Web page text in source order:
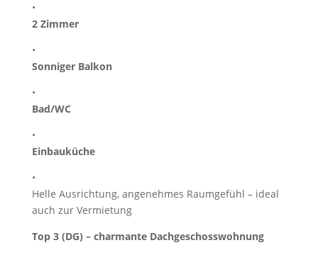
•
2 Zimmer
•
Sonniger Balkon
•
Bad/WC
•
Einbauküche
•
Helle Ausrichtung, angenehmes Raumgefühl – ideal
auch zur Vermietung
Top 3 (DG) – charmante Dachgeschosswohnung